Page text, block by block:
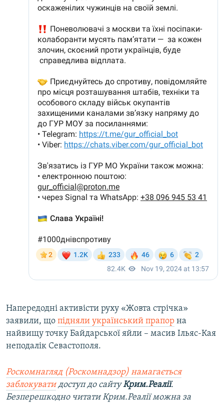
Напередодні активісти руху «Жовта стрічка»
заявили, що підняли український прапор на
найвищу точку Байдарської яйли – масив Ільяс-Кая
неподалік Севастополя.
Роскомнагляд (Роскомнадзор) намагається
заблокуватидоступ до сайтуКрим.Реалії.
Безперешкодно читати Крим.Реалії можна за